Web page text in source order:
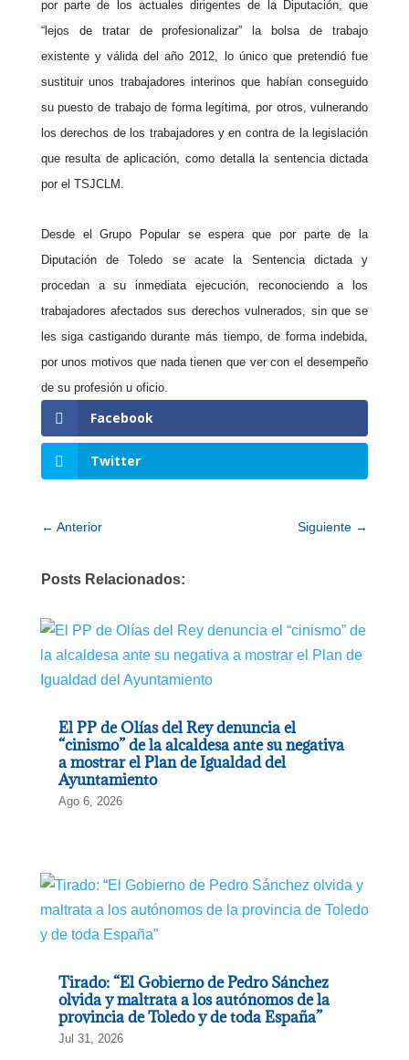
por parte de los actuales dirigentes de la Diputación, que
“lejos de tratar de profesionalizar” la bolsa de trabajo
existente y válida del año 2012, lo único que pretendió fue
sustituir unos trabajadores interinos que habían conseguido
su puesto de trabajo de forma legítima, por otros, vulnerando
los derechos de los trabajadores y en contra de la legislación
que resulta de aplicación, como detalla la sentencia dictada
por el TSJCLM.
Desde el Grupo Popular se espera que por parte de la
Diputación de Toledo se acate la Sentencia dictada y
procedan a su inmediata ejecución, reconociendo a los
trabajadores afectados sus derechos vulnerados, sin que se
les siga castigando durante más tiempo, de forma indebida,
por unos motivos que nada tienen que ver con el desempeño
de su profesión u oficio.
Facebook
Twitter
← Anterior Siguiente →
Posts Relacionados:
El PP de Olías del Rey denuncia el
“cinismo” de la alcaldesa ante su negativa
a mostrar el Plan de Igualdad del
Ayuntamiento
Ago 6, 2026
Tirado: “El Gobierno de Pedro Sánchez
olvida y maltrata a los autónomos de la
provincia de Toledo y de toda España”
Jul 31, 2026